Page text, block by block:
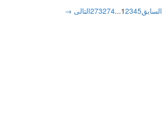
→ السابق 12345
...
273274